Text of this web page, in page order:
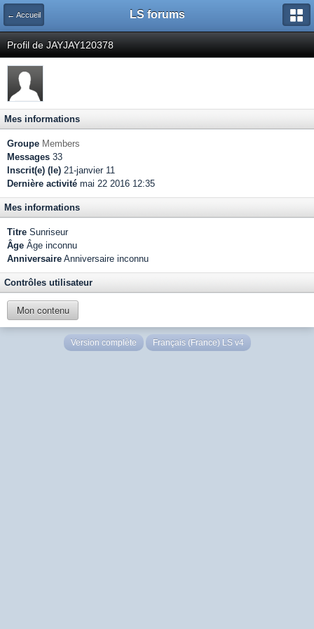
← Accueil LS forums
Profil de JAYJAY120378
Mes informations
Groupe Members
Messages 33
Inscrit(e) (le) 21-janvier 11
Dernière activité mai 22 2016 12:35
Mes informations
Titre Sunriseur
Âge Âge inconnu
Anniversaire Anniversaire inconnu
Contrôles utilisateur
Mon contenu
Version complète Français (France) LS v4